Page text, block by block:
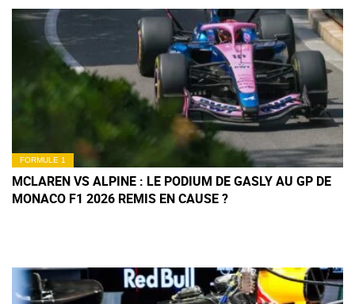
FORMULE 1
MCLAREN VS ALPINE : LE PODIUM DE GASLY AU GP DE
MONACO F1 2026 REMIS EN CAUSE ?